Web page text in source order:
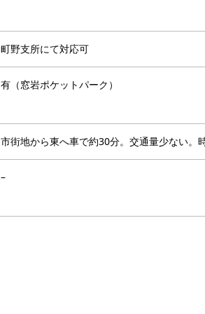
町野支所にて対応可
有（窓岩ポケットパーク）
市街地から東へ車で約30分。交通量少ない。
–